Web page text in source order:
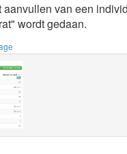
aanvullen van een
wordt gedaan.